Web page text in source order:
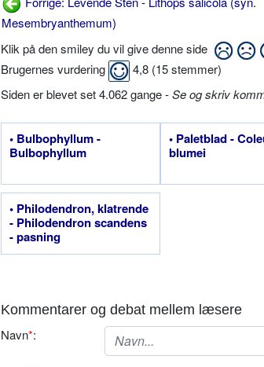
Mesembryanthemum)
Klik på den smiley du vil give denne side
Brugernes vurdering
4,8 (15stemmer)
Siden er blevet set 4.062 gange -Se og skriv
• Bulbophyllum -
Bulbophyllum
• Paletblad -
blumei
• Philodendron, klatrende
- Philodendron scandens
- pasning
Kommentarer og debat mellem læsere
Navn*: